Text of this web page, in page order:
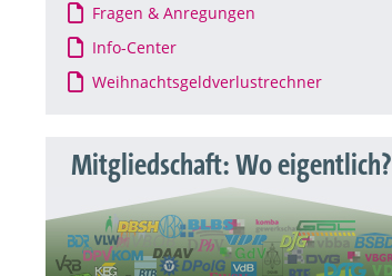
Fragen & Anregungen
Info-Center
Weihnachtsgeldverlustrechner
Mitgliedschaft: Wo eigentlich?